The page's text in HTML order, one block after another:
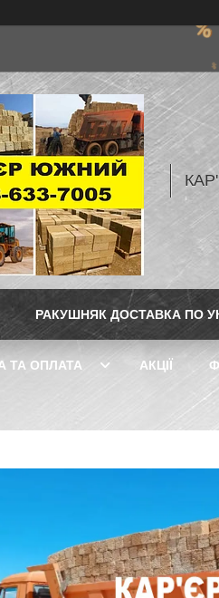
РАКУШНЯК ДОСТАВКА ПО
ТА ОПЛАТА АКЦІЇ